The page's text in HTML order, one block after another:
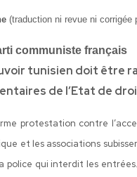
(traduction ni revue ni corrigée
communiste français
tunisien doit être
de l’Etat de
protestation contre
et les associations
police qui interdit les